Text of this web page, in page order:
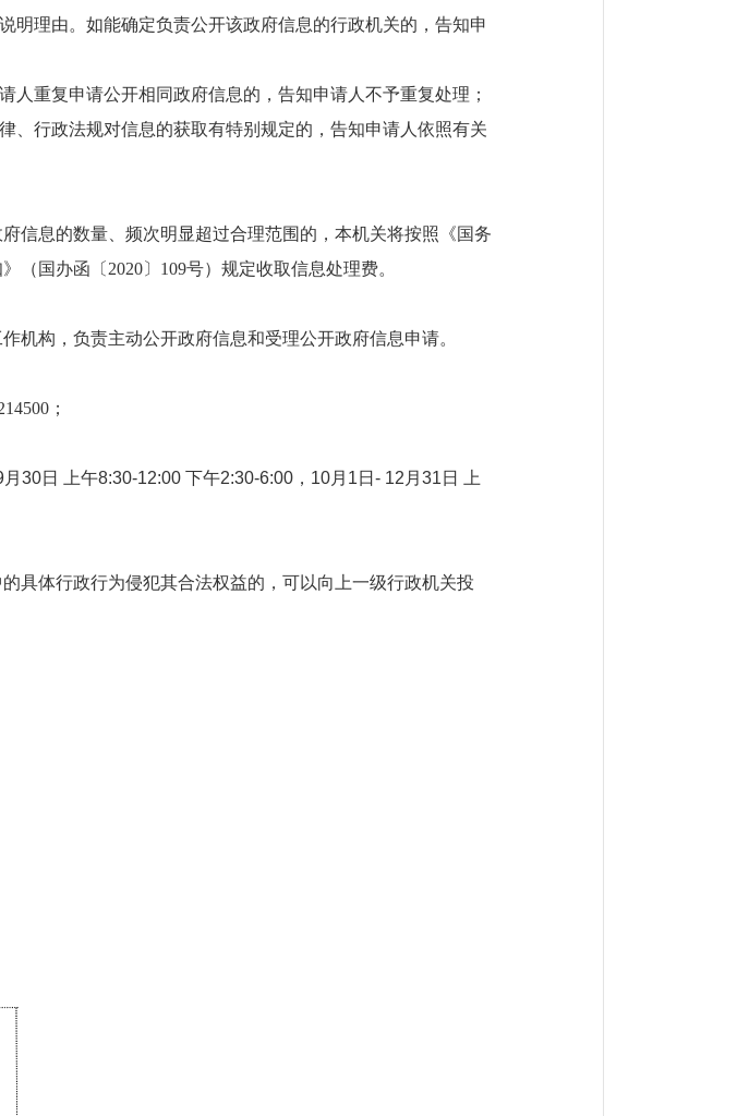
明理由。如能确定负责公开该政府信息的行政机关的，告知申
重复申请公开相同政府信息的，告知申请人不予重复处理；
、行政法规对信息的获取有特别规定的，告知申请人依照有关
信息的数量、频次明显超过合理范围的，本机关将按照《国务
（国办函〔2020〕109号）规定收取信息处理费。
机构，负责主动公开政府信息和受理公开政府信息申请。
；
30日 上午8:30-12:00 下午2:30-6:00，10月1日- 12月31日 上
具体行政行为侵犯其合法权益的，可以向上一级行政机关投